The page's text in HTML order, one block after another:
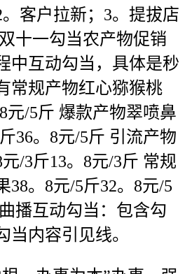
客户拉新；3。提拔店
十一勾当农产物促销
中互动勾当，具体是秒
常规产物红心猕猴桃
元/5斤 爆款产物翠喷鼻
36。8元/5斤 引流产物
/3斤13。8元/3斤 常规
38。8元/5斤32。8元/5
播互动勾当：包含勾
当内容引见线。